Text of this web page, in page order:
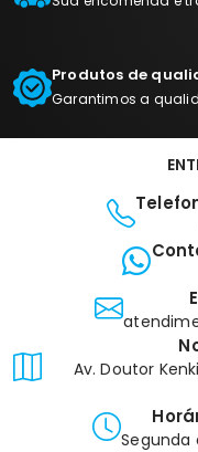
Produtos de
Garantimos a
Av. Doutor
Segunda